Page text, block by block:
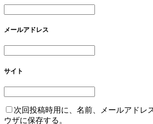
メールアドレス
サイト
次回投稿時用に、名前、メールアドレ
ウザに保存する。